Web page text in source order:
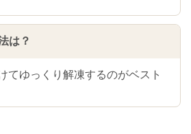
は？
てゆっくり解凍するのがベスト